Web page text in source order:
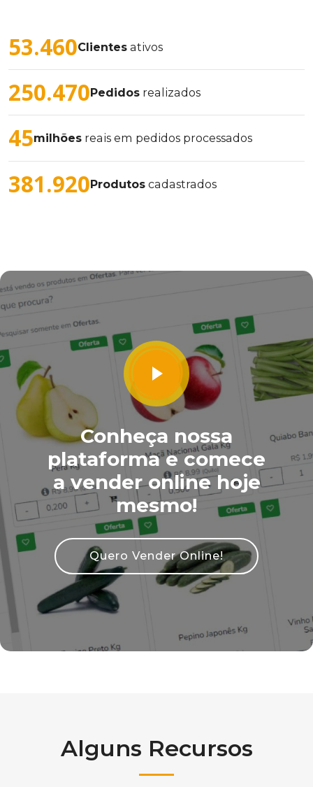
54.000Clientes ativos
253.000Pedidos realizados
45milhões reais em pedidos processados
682.000Produtos cadastrados
Conheça nossa
plataforma e comece
a vender online hoje
mesmo!
Quero Vender Online!
Alguns Recursos